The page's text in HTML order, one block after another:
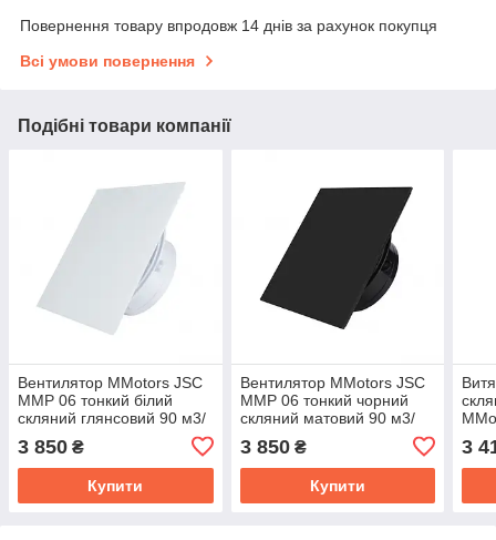
Повернення товару впродовж 14 днів за рахунок покупця
Всі умови повернення
Подібні товари компанії
Вентилятор MMotors JSC
MMP 06 тонкий білий
скляний глянсовий 90 м3/
3 850 ₴
Купити
Вентилятор MMotors JSC
MMP 06 тонкий чорний
скляний матовий 90 м3/
3 850₴
Купити
3